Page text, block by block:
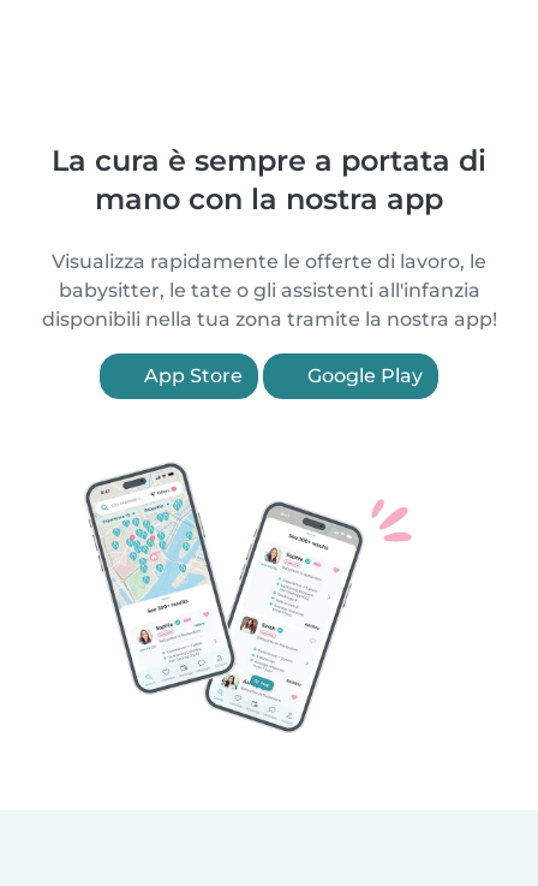
La cura è sempre a portata di
mano con la nostra app
Visualizza rapidamente le offerte di lavoro, le
babysitter, le tate o gli assistenti all'infanzia
disponibili nella tua zona tramite la nostra app!
App Store Google Play